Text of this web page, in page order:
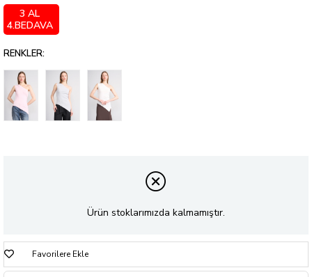
3 AL
4.BEDAVA
RENKLER:
Ürün stoklarımızda kalmamıştır.
Favorilere Ekle